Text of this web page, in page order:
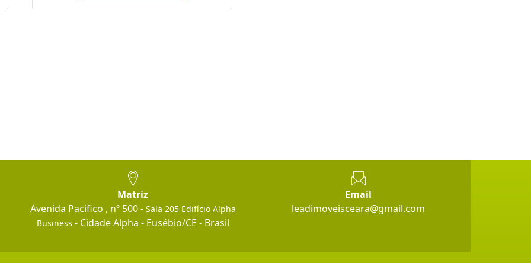
Matriz
Avenida Pacifico , nº 500 - Sala 205 Edifício Alpha
Business - Cidade Alpha - Eusébio/CE - Brasil
Email
leadimoveisceara@gmail.com